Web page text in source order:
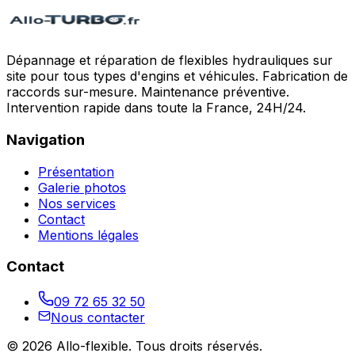
Dépannage et réparation de flexibles hydrauliques sur
site pour tous types d'engins et véhicules. Fabrication de
raccords sur-mesure. Maintenance préventive.
Intervention rapide dans toute la France, 24H/24.
Navigation
Présentation
Galerie photos
Nos services
Contact
Mentions légales
Contact
09 72 65 32 50
Nous contacter
© 2026 Allo-flexible. Tous droits réservés.